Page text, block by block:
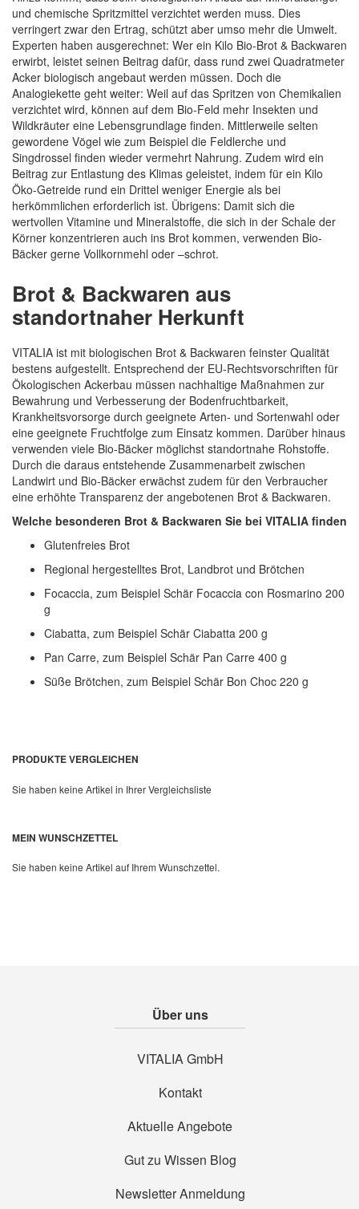
und chemische Spritzmittel verzichtet werden muss. Dies
verringert zwar den Ertrag, schützt aber umso mehr die Umwelt.
Experten haben ausgerechnet: Wer ein Kilo Bio-Brot & Backwaren
erwirbt, leistet seinen Beitrag dafür, dass rund zwei Quadratmeter
Acker biologisch angebaut werden müssen. Doch die
Analogiekette geht weiter: Weil auf das Spritzen von Chemikalien
verzichtet wird, können auf dem Bio-Feld mehr Insekten und
Wildkräuter eine Lebensgrundlage finden. Mittlerweile selten
gewordene Vögel wie zum Beispiel die Feldlerche und
Singdrossel finden wieder vermehrt Nahrung. Zudem wird ein
Beitrag zur Entlastung des Klimas geleistet, indem für ein Kilo
Öko-Getreide rund ein Drittel weniger Energie als bei
herkömmlichen erforderlich ist. Übrigens: Damit sich die
wertvollen Vitamine und Mineralstoffe, die sich in der Schale der
Körner konzentrieren auch ins Brot kommen, verwenden Bio-
Bäcker gerne Vollkornmehl oder –schrot.
Brot & Backwaren aus
standortnaher Herkunft
VITALIA ist mit biologischen Brot & Backwaren feinster Qualität
bestens aufgestellt. Entsprechend der EU-Rechtsvorschriften für
Ökologischen Ackerbau müssen nachhaltige Maßnahmen zur
Bewahrung und Verbesserung der Bodenfruchtbarkeit,
Krankheitsvorsorge durch geeignete Arten- und Sortenwahl oder
eine geeignete Fruchtfolge zum Einsatz kommen. Darüber hinaus
verwenden viele Bio-Bäcker möglichst standortnahe Rohstoffe.
Durch die daraus entstehende Zusammenarbeit zwischen
Landwirt und Bio-Bäcker erwächst zudem für den Verbraucher
eine erhöhte Transparenz der angebotenen Brot & Backwaren.
Welche besonderen Brot & Backwaren Sie bei VITALIA finden
Glutenfreies Brot
Regional hergestelltes Brot, Landbrot und Brötchen
Focaccia, zum Beispiel Schär Focaccia con Rosmarino 200
g
Ciabatta, zum Beispiel Schär Ciabatta 200 g
Pan Carre, zum Beispiel Schär Pan Carre 400 g
Süße Brötchen, zum Beispiel Schär Bon Choc 220 g
PRODUKTE VERGLEICHEN
Sie haben keine Artikel in Ihrer Vergleichsliste
MEIN WUNSCHZETTEL
Sie haben keine Artikel auf Ihrem Wunschzettel.
Über uns
VITALIA GmbH
Kontakt
Aktuelle Angebote
Gut zu Wissen Blog
Newsletter Anmeldung